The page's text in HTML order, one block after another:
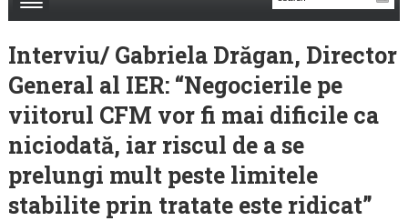
Interviu/ Gabriela Drăgan, Director
General al IER: “Negocierile pe
viitorul CFM vor fi mai dificile ca
niciodată, iar riscul de a se
prelungi mult peste limitele
stabilite prin tratate este ridicat”